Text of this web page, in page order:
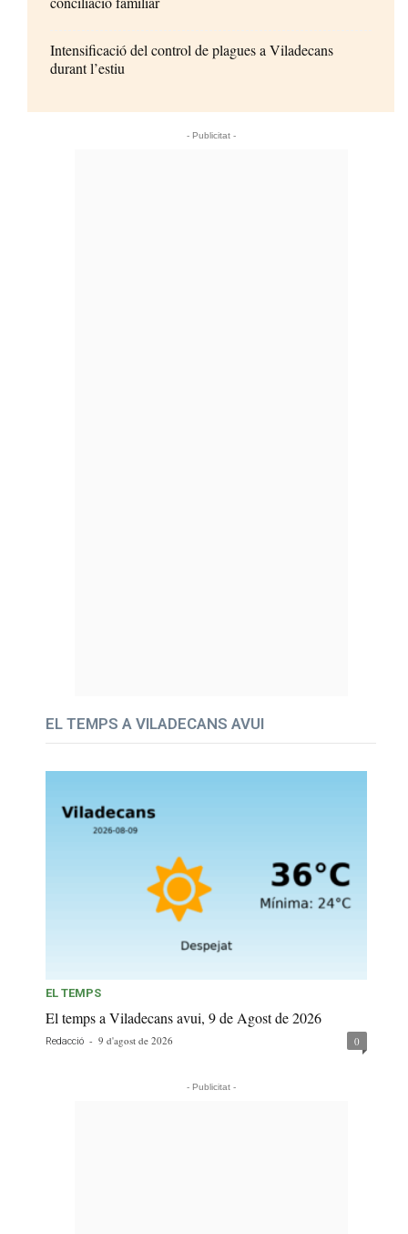
Intensificació del control de plagues a Viladecans
durant l’estiu
- Publicitat -
EL TEMPS A VILADECANS AVUI
EL TEMPS
El temps a Viladecans avui, 9 de Agost de 2026
Redacció - 9 d'agost de 2026 0
- Publicitat -